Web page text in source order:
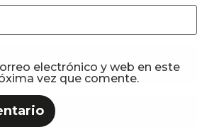
electrónico y web en este
vez que comente.